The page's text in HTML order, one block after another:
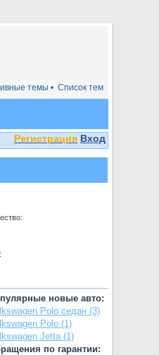
Список тем
темы •
Регистрация Вход
новые авто:
Polo седан (3)
Polo (1)
Jetta (1)
по гарантии: